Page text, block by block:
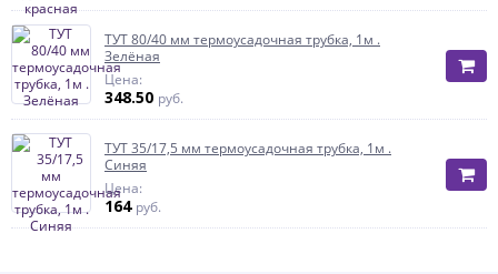
ТУТ 80/40 мм термоусадочная трубка, 1м .
Зелёная
Цена:
348.50 руб.
ТУТ 35/17,5 мм термоусадочная трубка, 1м .
Синяя
Цена:
164 руб.